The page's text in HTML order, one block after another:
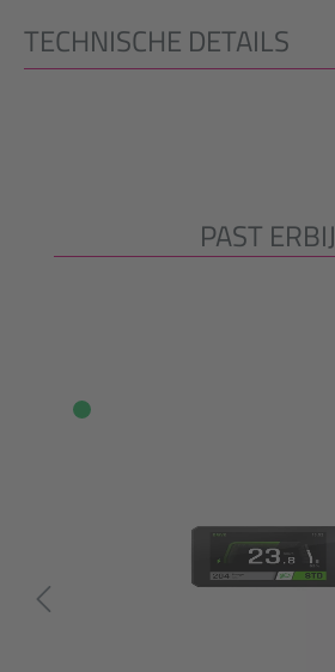
TECHNISCHE DETAILS
Productgalerij overslaanPAST ERBIJ